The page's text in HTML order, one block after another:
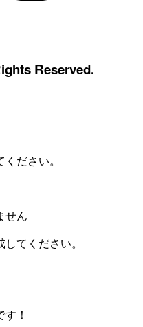
Reserved.
ださい。
せん
てください。
！